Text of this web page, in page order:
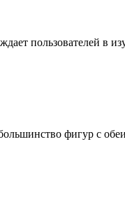
пользователей в
фигур с